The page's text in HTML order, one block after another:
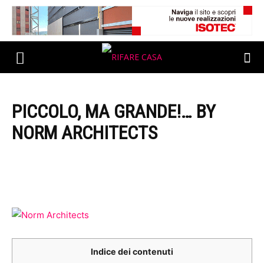
PICCOLO, MA GRANDE!… BY
NORM ARCHITECTS
Indice dei contenuti